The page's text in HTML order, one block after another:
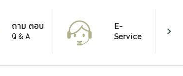
ถาม ตอบ
Q & A
E-
Service